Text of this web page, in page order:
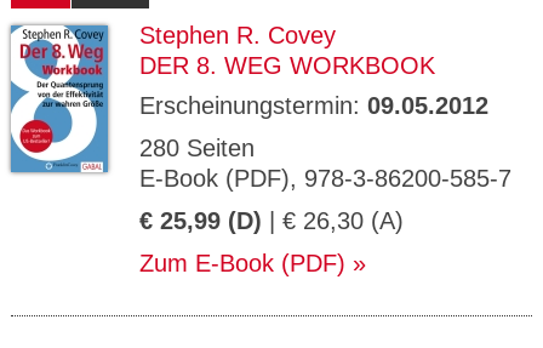
Stephen R. Covey
DER 8. WEG WORKBOOK
Erscheinungstermin: 09.05.2012
280 Seiten
E-Book (PDF), 978-3-86200-585-7
€ 25,99 (D) | € 26,30 (A)
Zum E-Book (PDF)